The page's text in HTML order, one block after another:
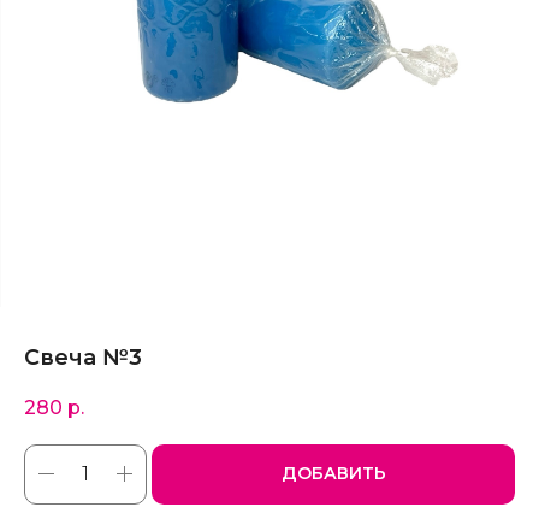
Свеча №3
280 р.
ДОБАВИТЬ